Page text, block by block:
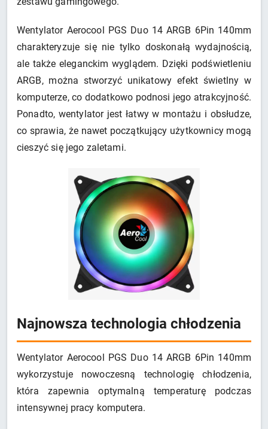
Wentylator Aerocool PGS Duo 14 ARGB 6Pin 140mm
charakteryzuje się nie tylko doskonałą wydajnością,
ale także eleganckim wyglądem. Dzięki podświetleniu
ARGB, można stworzyć unikatowy efekt świetlny w
komputerze, co dodatkowo podnosi jego atrakcyjność.
Ponadto, wentylator jest łatwy w montażu i obsłudze,
co sprawia, że nawet początkujący użytkownicy mogą
cieszyć się jego zaletami.
Najnowsza technologia chłodzenia
Wentylator Aerocool PGS Duo 14 ARGB 6Pin 140mm
wykorzystuje nowoczesną technologię chłodzenia,
która zapewnia optymalną temperaturę podczas
intensywnej pracy komputera.